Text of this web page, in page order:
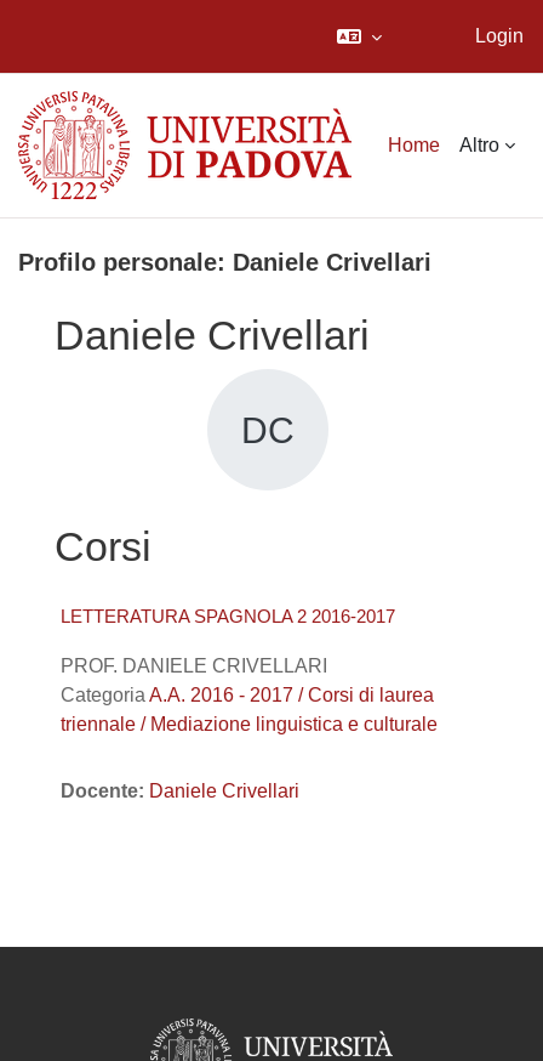
Login
Home Altro
Profilo personale: Daniele Crivellari
Daniele Crivellari
DC
Corsi
LETTERATURA SPAGNOLA 2 2016-2017
PROF. DANIELE CRIVELLARI
Categoria A.A. 2016 - 2017 / Corsi di laurea
triennale / Mediazione linguistica e culturale
Docente: Daniele Crivellari